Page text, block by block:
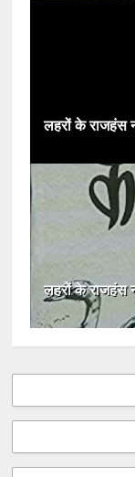
लहरों के राजहंस
लहरों के राजहंस